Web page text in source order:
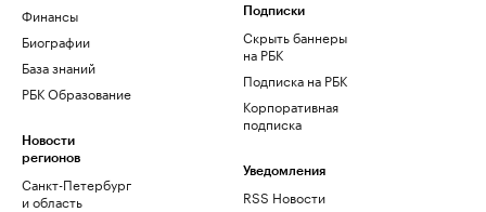
Финансы
Биографии
База знаний
РБК Образование
Новости
регионов
Санкт-Петербург
и область
Подписки
Скрыть баннеры
на РБК
Подписка на РБК
Корпоративная
подписка
Уведомления
RSS Новости